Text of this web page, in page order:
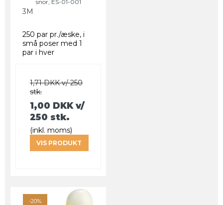
snor, ES-01-001
3M
250 par pr./æske, i
små poser med 1
par i hver
1,71 DKK v/ 250
stk.
1,00 DKKv/
250 stk.
(inkl. moms)
VIS PRODUKT
-20%